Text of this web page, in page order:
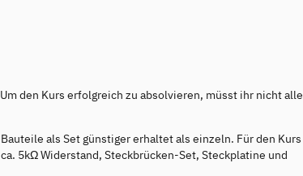
den Kurs erfolgreich zu absolvieren, müsst ihr nicht alle
als Set günstiger erhaltet als einzeln. Für den Kurs
5kΩ Widerstand, Steckbrücken-Set, Steckplatine und